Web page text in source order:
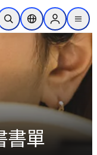
內容
公開搜尋位置選擇器Sign in to
menu
書單